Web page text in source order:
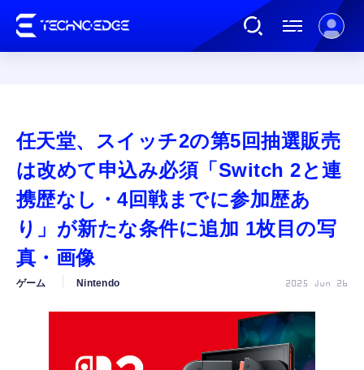
AI
ガジェット
カルチャー
公式ストア
任天堂、スイッチ2の第5回抽選販売
は改めて申込み必須「Switch 2と連
携歴なし・4回戦までに参加歴あ
り」が新たな条件に追加 1枚目の写
真・画像
ゲーム Nintendo 2025 Jun 26